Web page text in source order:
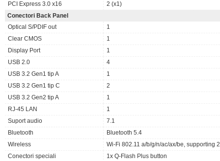
PCI Express 3.0 x16
2 (x1)
Conectori Back Panel
Optical S/PDIF out
1
Clear CMOS
1
Display Port
1
USB 2.0
4
USB 3.2 Gen1 tip A
1
USB 3.2 Gen1 tip C
2
USB 3.2 Gen2 tip A
1
RJ-45 LAN
1
Suport audio
7.1
Bluetooth
Bluetooth 5.4
Wireless
Wi-Fi 802.11 a/b/g/n/ac/ax/be, supporting
Conectori speciali
1x Q-Flash Plus button